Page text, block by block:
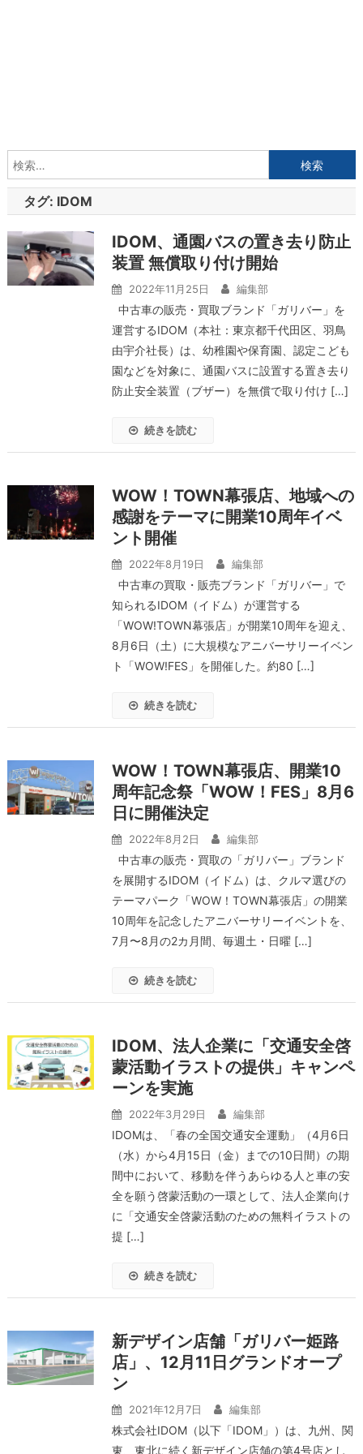
索:
タグ: IDOM
IDOM、通園バスの置き去り防止
装置 無償取り付け開始
2022年11月25日 編集部
中古車の販売・買取ブランド「ガリバー」を
運営するIDOM（本社：東京都千代田区、羽鳥
由宇介社長）は、幼稚園や保育園、認定こども
園などを対象に、通園バスに設置する置き去り
防止安全装置（ブザー）を無償で取り付け […]
続きを読む
WOW！TOWN幕張店、地域への
感謝をテーマに開業10周年イベ
ント開催
2022年8月19日 編集部
中古車の買取・販売ブランド「ガリバー」で
知られるIDOM（イドム）が運営する
「WOW!TOWN幕張店」が開業10周年を迎え、
8月6日（土）に大規模なアニバーサリーイベン
ト「WOW!FES」を開催した。約80 […]
続きを読む
WOW！TOWN幕張店、開業10
周年記念祭「WOW！FES」8月6
日に開催決定
2022年8月2日 編集部
中古車の販売・買取の「ガリバー」ブランド
を展開するIDOM（イドム）は、クルマ選びの
テーマパーク「WOW！TOWN幕張店」の開業
10周年を記念したアニバーサリーイベントを、
7月〜8月の2カ月間、毎週土・日曜 […]
続きを読む
IDOM、法人企業に「交通安全啓
蒙活動イラストの提供」キャンペ
ーンを実施
2022年3月29日 編集部
IDOMは、「春の全国交通安全運動」（4月6日
（水）から4月15日（金）までの10日間）の期
間中において、移動を伴うあらゆる人と車の安
全を願う啓蒙活動の一環として、法人企業向け
に「交通安全啓蒙活動のための無料イラストの
提 […]
続きを読む
新デザイン店舗「ガリバー姫路
店」、12月11日グランドオープ
ン
2021年12月7日 編集部
株式会社IDOM（以下「IDOM」）は、九州、関
東、東北に続く新デザイン店舗の第4号店とし